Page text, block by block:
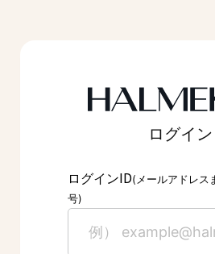
ログイン
ログインID(メールアドレス
号)